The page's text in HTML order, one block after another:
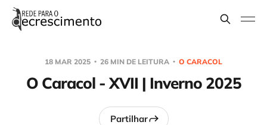
18 MAR 2025 26 MIN DE LEITURA O CARACOL
O Caracol - XVII | Inverno 2025
Partilhar